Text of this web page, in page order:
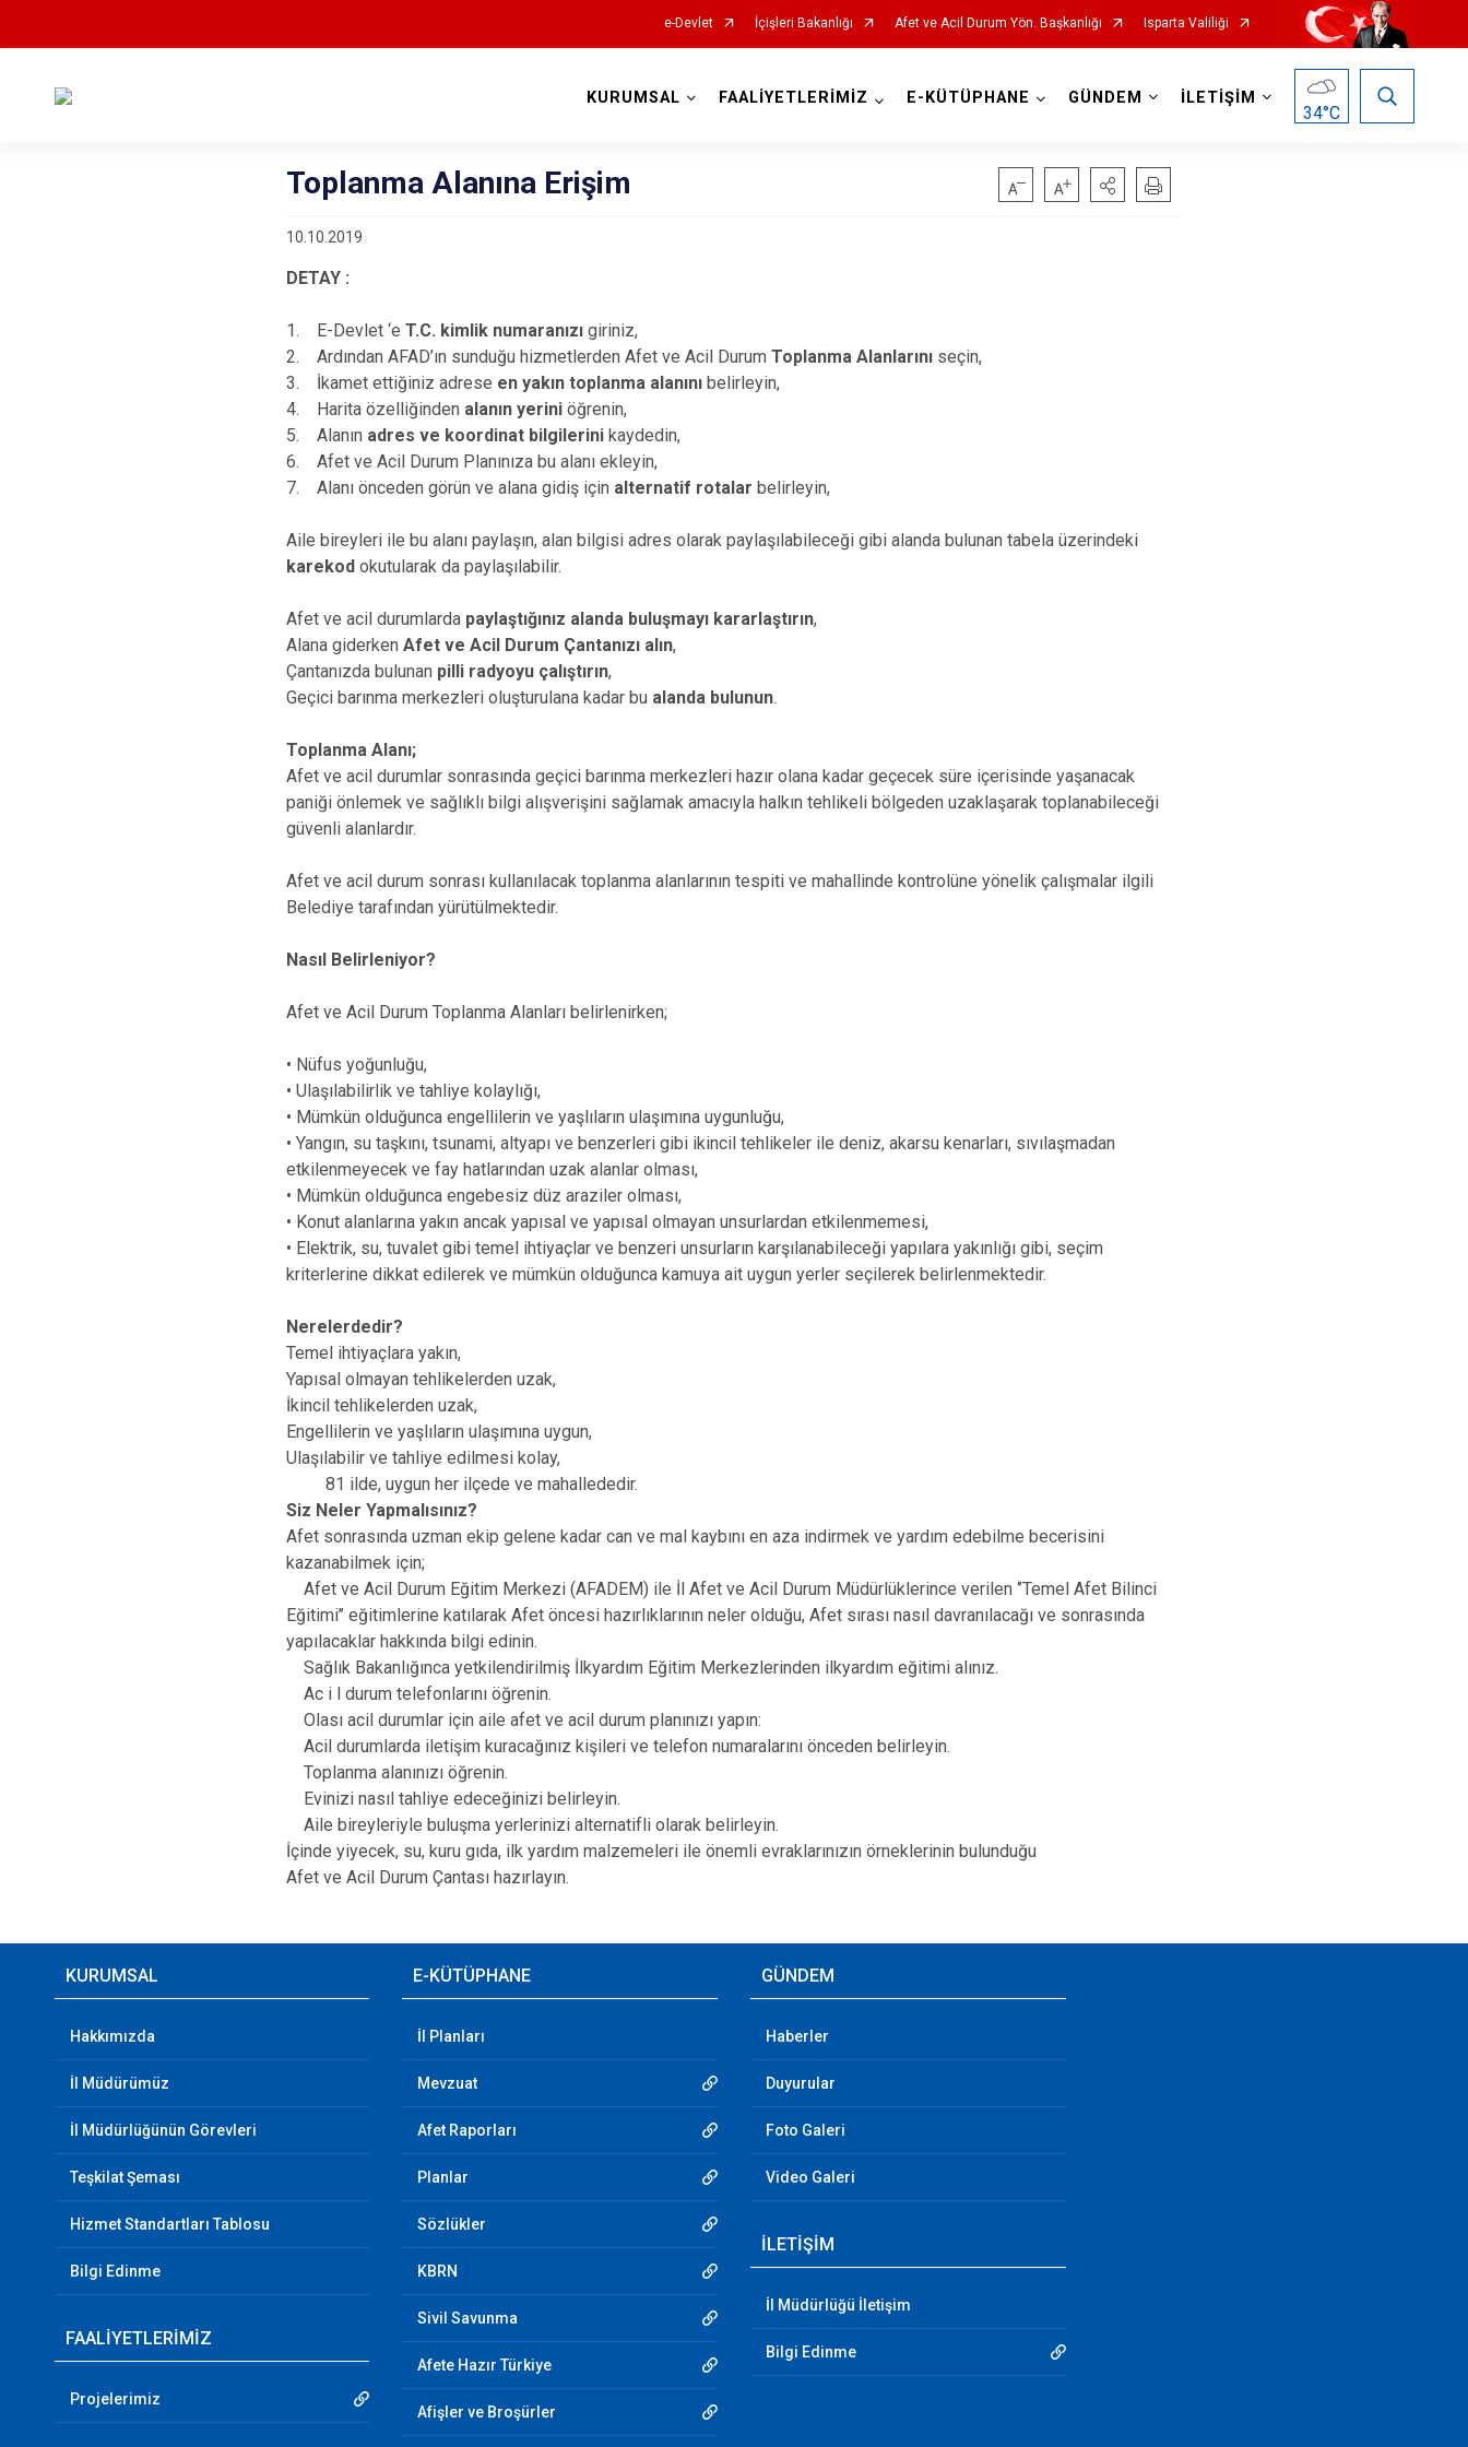
e-Devlet İçişleri Bakanlığı Afet ve Acil Durum Yön. Başkanlığı Isparta Valiliği
KURUMSAL FAALİYETLERİMİZ E-KÜTÜPHANE GÜNDEM İLETİŞİM
34°C
Toplanma Alanına Erişim
10.10.2019
DETAY :
1. E-Devlet ‘e T.C. kimlik numaranızı giriniz,
2. Ardından AFAD’ın sunduğu hizmetlerden Afet ve Acil Durum Toplanma Alanlarını seçin,
3. İkamet ettiğiniz adrese en yakın toplanma alanını belirleyin,
4. Harita özelliğinden alanın yerini öğrenin,
5. Alanın adres ve koordinat bilgilerini kaydedin,
6. Afet ve Acil Durum Planınıza bu alanı ekleyin,
7. Alanı önceden görün ve alana gidiş için alternatif rotalar belirleyin,
Aile bireyleri ile bu alanı paylaşın, alan bilgisi adres olarak paylaşılabileceği gibi alanda bulunan tabela üzerindeki
karekod okutularak da paylaşılabilir.
Afet ve acil durumlarda paylaştığınız alanda buluşmayı kararlaştırın,
Alana giderken Afet ve Acil Durum Çantanızı alın,
Çantanızda bulunan pilli radyoyu çalıştırın,
Geçici barınma merkezleri oluşturulana kadar bu alanda bulunun.
Toplanma Alanı;
Afet ve acil durumlar sonrasında geçici barınma merkezleri hazır olana kadar geçecek süre içerisinde yaşanacak
paniği önlemek ve sağlıklı bilgi alışverişini sağlamak amacıyla halkın tehlikeli bölgeden uzaklaşarak toplanabileceği
güvenli alanlardır.
Afet ve acil durum sonrası kullanılacak toplanma alanlarının tespiti ve mahallinde kontrolüne yönelik çalışmalar ilgili
Belediye tarafından yürütülmektedir.
Nasıl Belirleniyor?
Afet ve Acil Durum Toplanma Alanları belirlenirken;
• Nüfus yoğunluğu,
• Ulaşılabilirlik ve tahliye kolaylığı,
• Mümkün olduğunca engellilerin ve yaşlıların ulaşımına uygunluğu,
• Yangın, su taşkını, tsunami, altyapı ve benzerleri gibi ikincil tehlikeler ile deniz, akarsu kenarları, sıvılaşmadan
etkilenmeyecek ve fay hatlarından uzak alanlar olması,
• Mümkün olduğunca engebesiz düz araziler olması,
• Konut alanlarına yakın ancak yapısal ve yapısal olmayan unsurlardan etkilenmemesi,
• Elektrik, su, tuvalet gibi temel ihtiyaçlar ve benzeri unsurların karşılanabileceği yapılara yakınlığı gibi, seçim
kriterlerine dikkat edilerek ve mümkün olduğunca kamuya ait uygun yerler seçilerek belirlenmektedir.
Nerelerdedir?
Temel ihtiyaçlara yakın,
Yapısal olmayan tehlikelerden uzak,
İkincil tehlikelerden uzak,
Engellilerin ve yaşlıların ulaşımına uygun,
Ulaşılabilir ve tahliye edilmesi kolay,
81 ilde, uygun her ilçede ve mahallededir.
Siz Neler Yapmalısınız?
Afet sonrasında uzman ekip gelene kadar can ve mal kaybını en aza indirmek ve yardım edebilme becerisini
kazanabilmek için;
Afet ve Acil Durum Eğitim Merkezi (AFADEM) ile İl Afet ve Acil Durum Müdürlüklerince verilen ‘’Temel Afet Bilinci
Eğitimi’’ eğitimlerine katılarak Afet öncesi hazırlıklarının neler olduğu, Afet sırası nasıl davranılacağı ve sonrasında
yapılacaklar hakkında bilgi edinin.
Sağlık Bakanlığınca yetkilendirilmiş İlkyardım Eğitim Merkezlerinden ilkyardım eğitimi alınız.
Ac i l durum telefonlarını öğrenin.
Olası acil durumlar için aile afet ve acil durum planınızı yapın:
Acil durumlarda iletişim kuracağınız kişileri ve telefon numaralarını önceden belirleyin.
Toplanma alanınızı öğrenin.
Evinizi nasıl tahliye edeceğinizi belirleyin.
Aile bireyleriyle buluşma yerlerinizi alternatifli olarak belirleyin.
İçinde yiyecek, su, kuru gıda, ilk yardım malzemeleri ile önemli evraklarınızın örneklerinin bulunduğu
Afet ve Acil Durum Çantası hazırlayın.
KURUMSAL
Hakkımızda
İl Müdürümüz
İl Müdürlüğünün Görevleri
Teşkilat Şeması
Hizmet Standartları Tablosu
Bilgi Edinme
FAALİYETLERİMİZ
Projelerimiz
E-KÜTÜPHANE
İl Planları
Mevzuat
Afet Raporları
Planlar
Sözlükler
KBRN
Sivil Savunma
Afete Hazır Türkiye
Afişler ve Broşürler
GÜNDEM
Haberler
Duyurular
Foto Galeri
Video Galeri
İLETİŞİM
İl Müdürlüğü İletişim
Bilgi Edinme